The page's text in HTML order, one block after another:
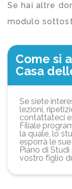
Se hai altre
modulo
Come si
Casa
Se siete
lezioni,
contattateci
Filiale
la quale, lo
esporrà le
Piano di
vostro figlio